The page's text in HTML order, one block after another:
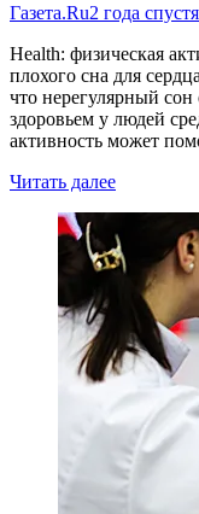
Газета.Ru2 года спустя
Health: физическая
плохого сна для
что нерегулярный
здоровьем у людей
активность может
Читать далее